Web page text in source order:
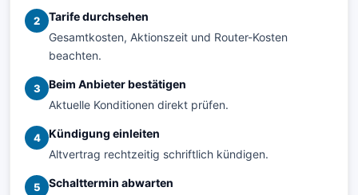
2
Tarife durchsehen
Gesamtkosten, Aktionszeit und Router-Kosten
beachten.
3
Beim Anbieter bestätigen
Aktuelle Konditionen direkt prüfen.
4
Kündigung einleiten
Altvertrag rechtzeitig schriftlich kündigen.
5
Schalttermin abwarten